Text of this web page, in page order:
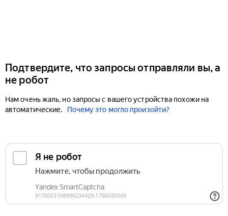
Подтвердите, что запросы отправляли вы, а
не робот
Нам очень жаль, но запросы с вашего устройства похожи на
автоматические.
Почему это могло произойти?